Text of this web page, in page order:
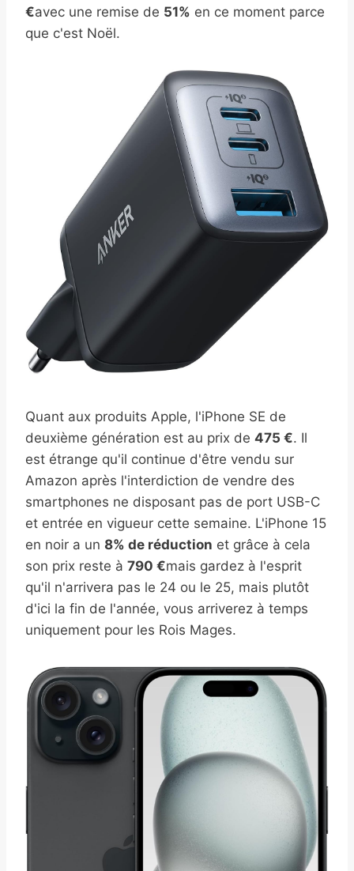
€avec une remise de 51% en ce moment parce
que c'est Noël.
Quant aux produits Apple, l'iPhone SE de
deuxième génération est au prix de 475 €. Il
est étrange qu'il continue d'être vendu sur
Amazon après l'interdiction de vendre des
smartphones ne disposant pas de port USB-C
et entrée en vigueur cette semaine. L'iPhone 15
en noir a un 8% de réduction et grâce à cela
son prix reste à 790 €mais gardez à l'esprit
qu'il n'arrivera pas le 24 ou le 25, mais plutôt
d'ici la fin de l'année, vous arriverez à temps
uniquement pour les Rois Mages.